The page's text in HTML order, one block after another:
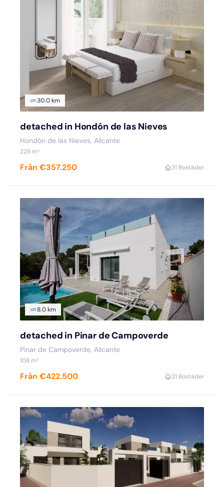
30.0 km
detached in Hondón de las Nieves
Hondón de las Nieves, Alicante
228 m²
Från €357.250 31 Bostäder
8.0 km
detached in Pinar de Campoverde
Pinar de Campoverde, Alicante
108 m²
Från €422.500 21 Bostäder